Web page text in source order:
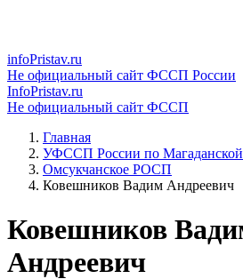
infoPristav.ru
Не официальный сайт ФССП России
InfoPristav.ru
Не официальный сайт ФССП
Главная
УФССП России по Магаданской
Омсукчанское РОСП
Ковешников Вадим Андреевич
Ковешников
Андреевич